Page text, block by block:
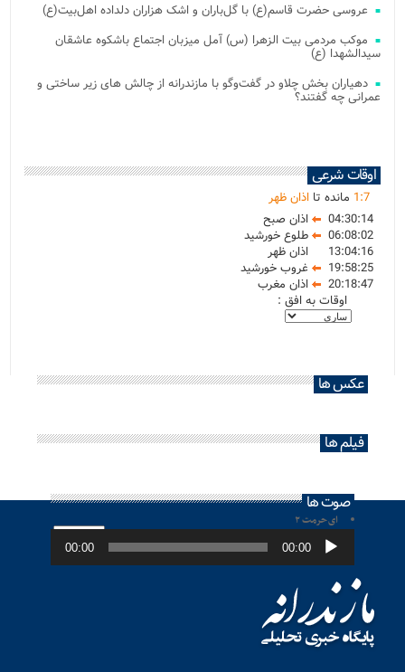
عروسی حضرت قاسم(ع) با گل‌باران و اشک هزاران دلداده اهل‌بیت(ع)
موکب مردمی بیت‌ الزهرا (س) آمل میزبان اجتماع باشکوه عاشقان
سیدالشهدا (ع)
دهیاران بخش چلاو در گفت‌وگو با مازندرانه از چالش های زیر ساختی و
عمرانی چه گفتند؟
اوقات شرعی
1:7 مانده تا اذان ظهر
04:30:14
اذان صبح
06:08:02
طلوع خورشید
13:04:16
اذان ظهر
19:58:25
غروب خورشید
20:18:47
اذان مغرب
اوقات به افق :
عکس ها
فیلم ها
صوت ها
ای حرمت ۲
پخش‌کننده
صوت 00:00
00:00